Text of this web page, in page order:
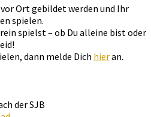
Ort gebildet werden und Ihr
spielen.
spielst – ob Du alleine bist oder
dann melde Dich hieran.
der SJB